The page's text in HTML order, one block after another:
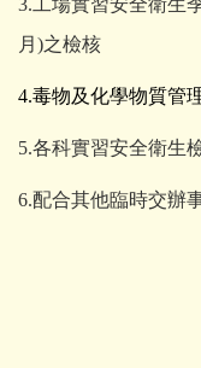
3.工場實習安全衛生
月)之檢核
4.毒物及化學物質管
5.各科實習安全衛生
6.配合其他臨時交辦